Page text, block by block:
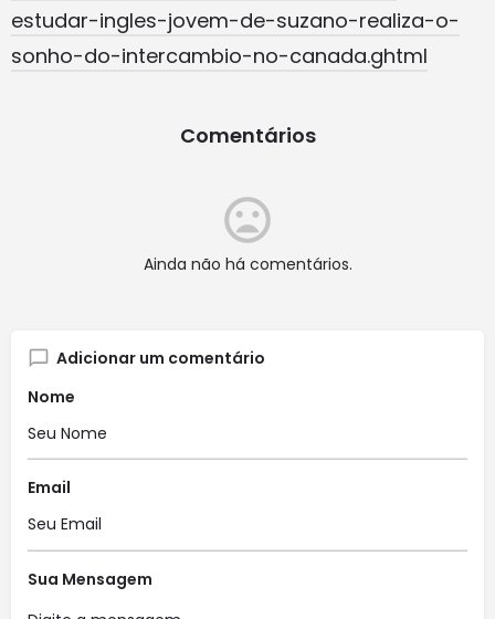
estudar-ingles-jovem-de-suzano-realiza-o-
sonho-do-intercambio-no-canada.ghtml
Comentários
Ainda não há comentários.
Adicionar um comentário
Nome
Email
Sua Mensagem